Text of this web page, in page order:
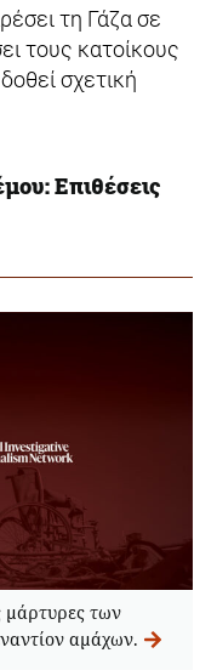
τη Γάζα σε
τους κατοίκους
σχετική
Επιθέσεις
μάρτυρες των
αμάχων.